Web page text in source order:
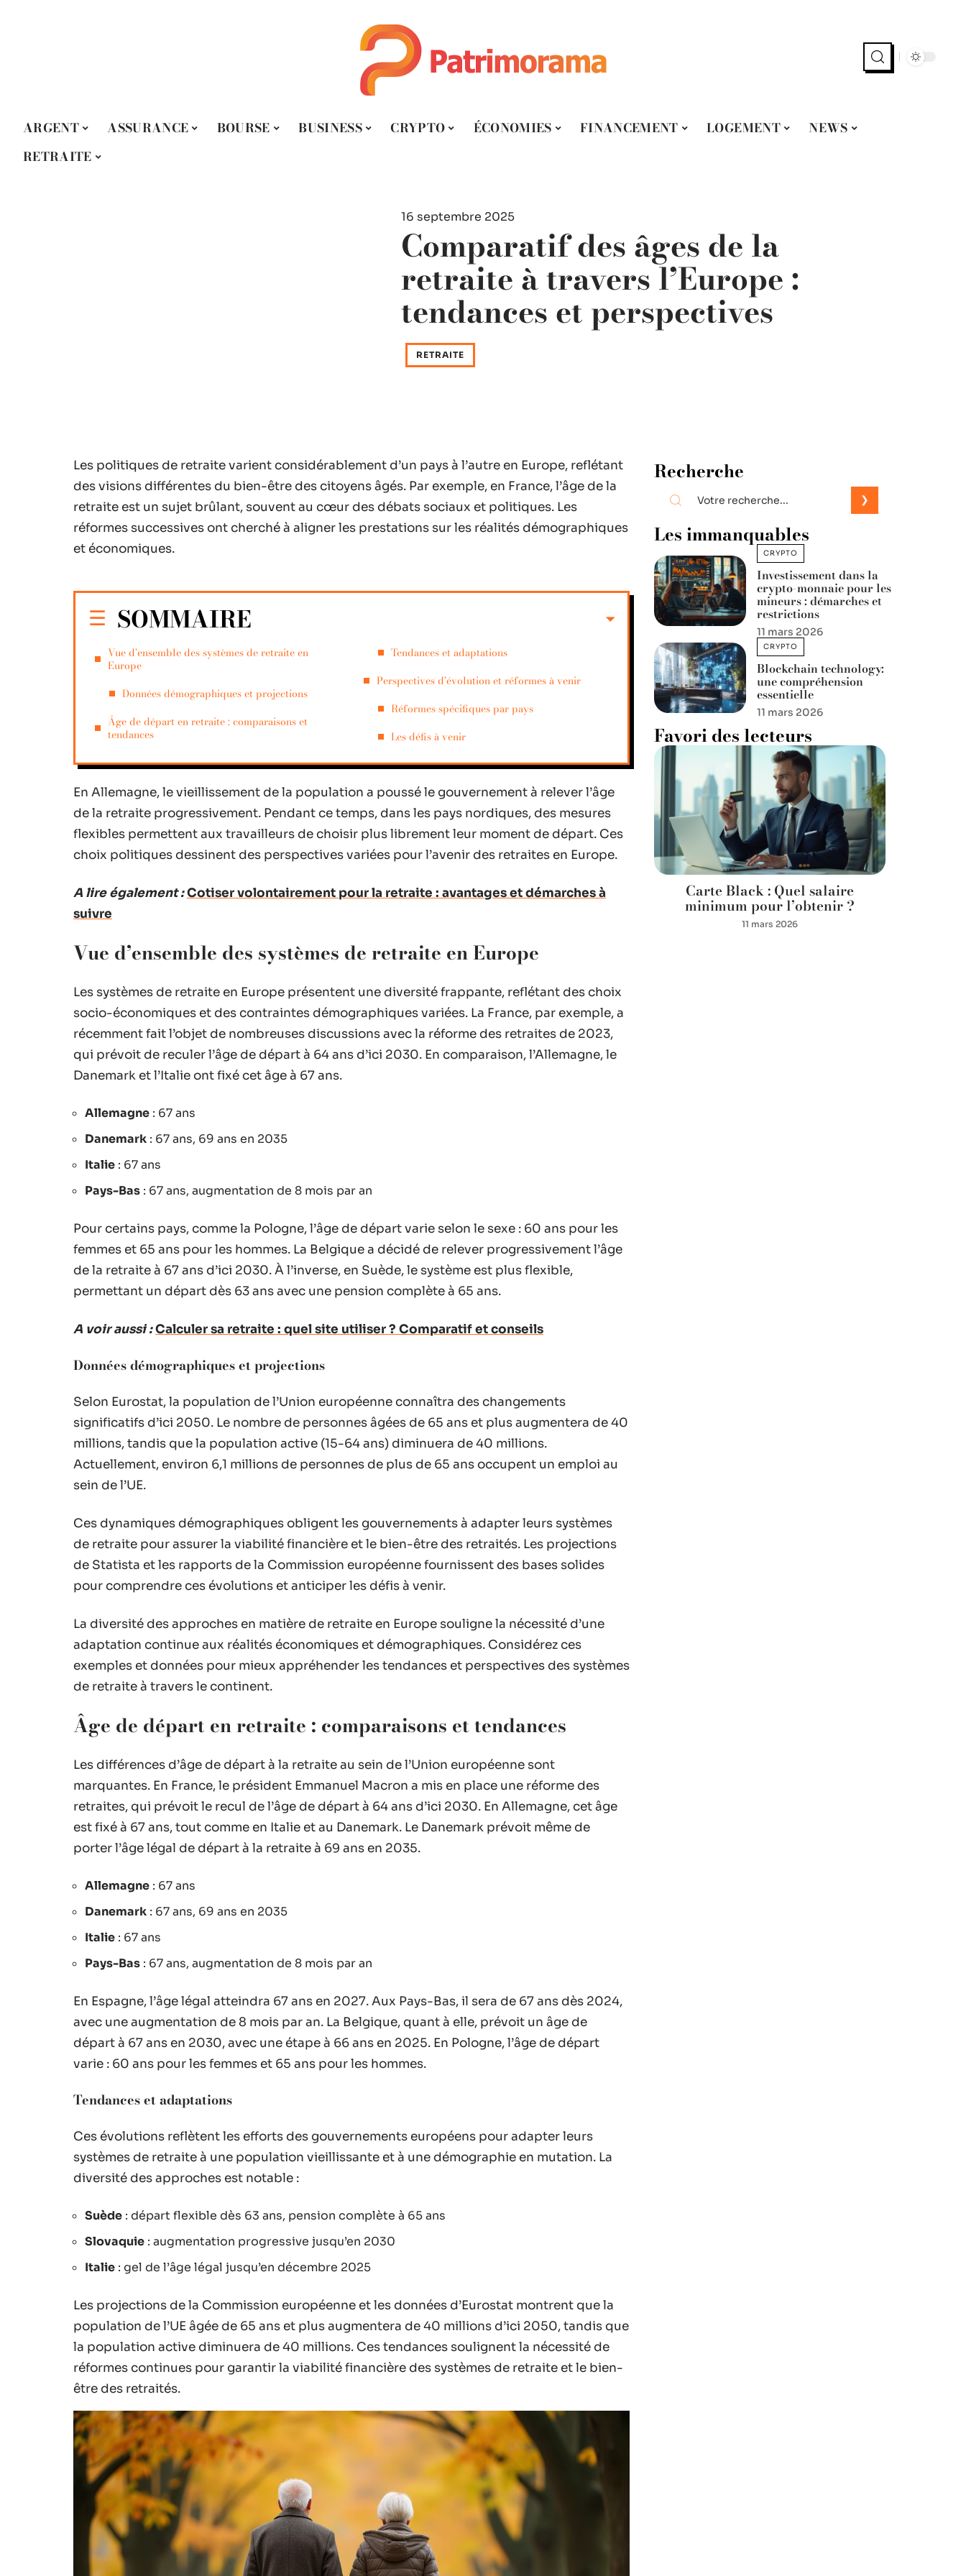
ARGENT ASSURANCE BOURSE BUSINESS CRYPTO ÉCONOMIES FINANCEMENT LOGEMENT
NEWS
RETRAITE
16 septembre 2025
Comparatif des âges de la
retraite à travers l’Europe :
tendances et perspectives
RETRAITE
Les politiques de retraite varient considérablement d’un pays à l’autre en Europe, reflétant
des visions différentes du bien-être des citoyens âgés. Par exemple, en France, l’âge de la
retraite est un sujet brûlant, souvent au cœur des débats sociaux et politiques. Les
réformes successives ont cherché à aligner les prestations sur les réalités démographiques
et économiques.
SOMMAIRE
Vue d’ensemble des systèmes de retraite en
Europe
Données démographiques et projections
Âge de départ en retraite : comparaisons et
tendances
Tendances et adaptations
Perspectives d’évolution et réformes à venir
Réformes spécifiques par pays
Les défis à venir
En Allemagne, le vieillissement de la population a poussé le gouvernement à relever l’âge
de la retraite progressivement. Pendant ce temps, dans les pays nordiques, des mesures
flexibles permettent aux travailleurs de choisir plus librement leur moment de départ. Ces
choix politiques dessinent des perspectives variées pour l’avenir des retraites en Europe.
A lire également :Cotiser volontairement pour la retraite : avantages et démarches à
suivre
Vue d’ensemble des systèmes de retraite en Europe
Les systèmes de retraite en Europe présentent une diversité frappante, reflétant des choix
socio-économiques et des contraintes démographiques variées. La France, par exemple, a
récemment fait l’objet de nombreuses discussions avec la réforme des retraites de 2023,
qui prévoit de reculer l’âge de départ à 64 ans d’ici 2030. En comparaison, l’Allemagne, le
Danemark et l’Italie ont fixé cet âge à 67 ans.
Allemagne : 67 ans
Danemark : 67 ans, 69 ans en 2035
Italie : 67 ans
Pays-Bas : 67 ans, augmentation de 8 mois par an
Pour certains pays, comme la Pologne, l’âge de départ varie selon le sexe : 60 ans pour les
femmes et 65 ans pour les hommes. La Belgique a décidé de relever progressivement l’âge
de la retraite à 67 ans d’ici 2030. À l’inverse, en Suède, le système est plus flexible,
permettant un départ dès 63 ans avec une pension complète à 65 ans.
A voir aussi :Calculer sa retraite : quel site utiliser ? Comparatif et conseils
Données démographiques et projections
Selon Eurostat, la population de l’Union européenne connaîtra des changements
significatifs d’ici 2050. Le nombre de personnes âgées de 65 ans et plus augmentera de 40
millions, tandis que la population active (15-64 ans) diminuera de 40 millions.
Actuellement, environ 6,1 millions de personnes de plus de 65 ans occupent un emploi au
sein de l’UE.
Ces dynamiques démographiques obligent les gouvernements à adapter leurs systèmes
de retraite pour assurer la viabilité financière et le bien-être des retraités. Les projections
de Statista et les rapports de la Commission européenne fournissent des bases solides
pour comprendre ces évolutions et anticiper les défis à venir.
La diversité des approches en matière de retraite en Europe souligne la nécessité d’une
adaptation continue aux réalités économiques et démographiques. Considérez ces
exemples et données pour mieux appréhender les tendances et perspectives des systèmes
de retraite à travers le continent.
Âge de départ en retraite : comparaisons et tendances
Les différences d’âge de départ à la retraite au sein de l’Union européenne sont
marquantes. En France, le président Emmanuel Macron a mis en place une réforme des
retraites, qui prévoit le recul de l’âge de départ à 64 ans d’ici 2030. En Allemagne, cet âge
est fixé à 67 ans, tout comme en Italie et au Danemark. Le Danemark prévoit même de
porter l’âge légal de départ à la retraite à 69 ans en 2035.
Allemagne : 67 ans
Danemark : 67 ans, 69 ans en 2035
Italie : 67 ans
Pays-Bas : 67 ans, augmentation de 8 mois par an
En Espagne, l’âge légal atteindra 67 ans en 2027. Aux Pays-Bas, il sera de 67 ans dès 2024,
avec une augmentation de 8 mois par an. La Belgique, quant à elle, prévoit un âge de
départ à 67 ans en 2030, avec une étape à 66 ans en 2025. En Pologne, l’âge de départ
varie : 60 ans pour les femmes et 65 ans pour les hommes.
Tendances et adaptations
Ces évolutions reflètent les efforts des gouvernements européens pour adapter leurs
systèmes de retraite à une population vieillissante et à une démographie en mutation. La
diversité des approches est notable :
Suède : départ flexible dès 63 ans, pension complète à 65 ans
Slovaquie : augmentation progressive jusqu’en 2030
Italie : gel de l’âge légal jusqu’en décembre 2025
Les projections de la Commission européenne et les données d’Eurostat montrent que la
population de l’UE âgée de 65 ans et plus augmentera de 40 millions d’ici 2050, tandis que
la population active diminuera de 40 millions. Ces tendances soulignent la nécessité de
réformes continues pour garantir la viabilité financière des systèmes de retraite et le bien-
être des retraités.
Recherche
Les immanquables
CRYPTO
Investissement dans la
crypto-monnaie pour les
mineurs : démarches et
restrictions
11 mars 2026
CRYPTO
Blockchain technology:
une compréhension
essentielle
11 mars 2026
Favori des lecteurs
Carte Black : Quel salaire
minimum pour l’obtenir ?
11 mars 2026